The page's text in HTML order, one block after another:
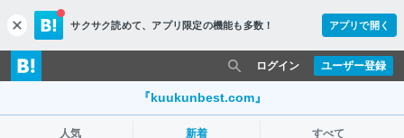
c
l
o
s
サクサク読めて、 アプリ限定の機能も多数！ アプリで開く
ユーザー登録
ログイン
『kuukunbest.com』
人気 新着 すべて